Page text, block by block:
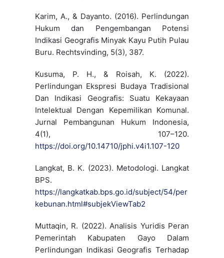
Karim, A., & Dayanto. (2016). Perlindungan
Hukum dan Pengembangan Potensi
Indikasi Geografis Minyak Kayu Putih Pulau
Buru. Rechtsvinding, 5(3), 387.
Kusuma, P. H., & Roisah, K. (2022).
Perlindungan Ekspresi Budaya Tradisional
Dan Indikasi Geografis: Suatu Kekayaan
Intelektual Dengan Kepemilikan Komunal.
Jurnal Pembangunan Hukum Indonesia,
4(1), 107–120.
https://doi.org/10.14710/jphi.v4i1.107-120
Langkat, B. K. (2023). Metodologi. Langkat
BPS.
https://langkatkab.bps.go.id/subject/54/per
kebunan.html#subjekViewTab2
Muttaqin, R. (2022). Analisis Yuridis Peran
Pemerintah Kabupaten Gayo Dalam
Perlindungan Indikasi Geografis Terhadap